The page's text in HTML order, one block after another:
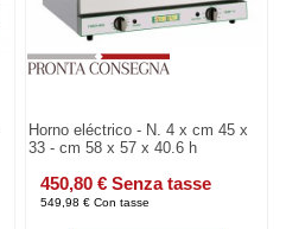
Horno eléctrico - N. 4 x cm 45 x
33 - cm 58 x 57 x 40.6 h
450,80 € Senza tasse
549,98 € Con tasse